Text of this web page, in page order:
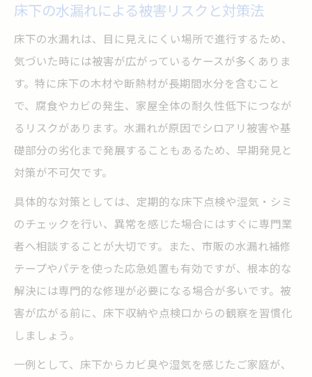
床下の水漏れによる被害リスクと対策法
床下の水漏れは、目に見えにくい場所で進行するため、
気づいた時には被害が広がっているケースが多くありま
す。特に床下の木材や断熱材が長期間水分を含むこと
で、腐食やカビの発生、家屋全体の耐久性低下につなが
るリスクがあります。水漏れが原因でシロアリ被害や基
礎部分の劣化まで発展することもあるため、早期発見と
対策が不可欠です。
具体的な対策としては、定期的な床下点検や湿気・シミ
のチェックを行い、異常を感じた場合にはすぐに専門業
者へ相談することが大切です。また、市販の水漏れ補修
テープやパテを使った応急処置も有効ですが、根本的な
解決には専門的な修理が必要になる場合が多いです。被
害が広がる前に、床下収納や点検口からの観察を習慣化
しましょう。
一例として、床下からカビ臭や湿気を感じたご家庭が、